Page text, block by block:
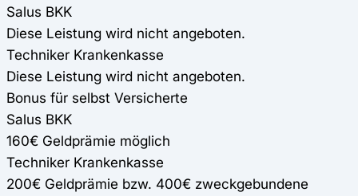
Salus BKK
Diese Leistung wird nicht angeboten.
Techniker Krankenkasse
Diese Leistung wird nicht angeboten.
Bonus für selbst Versicherte
Salus BKK
160€ Geldprämie möglich
Techniker Krankenkasse
200€ Geldprämie bzw. 400€ zweckgebundene